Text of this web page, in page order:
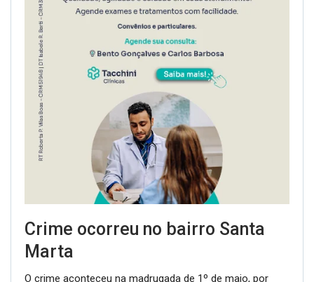
Crime ocorreu no bairro Santa
Marta
O crime aconteceu na madrugada de 1º de maio, por